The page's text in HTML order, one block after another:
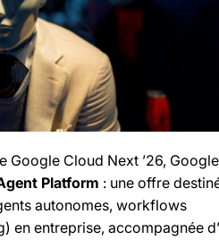
Google Cloud Next ’26,
Platform : une offre
autonomes, workflows
en entreprise, accompagnée